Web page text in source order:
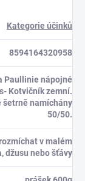
Kategorie účinků
8594164320958
Paullinie nápojné
Kotvičník zemní.
šetrně namíchány
50/50.
v malém
džusu nebo šťávy